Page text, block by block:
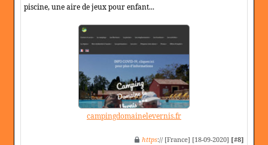
piscine, une aire de jeux pour enfant...
campingdomainelevernis.fr
https:// [France] [18-09-2020] [#8]